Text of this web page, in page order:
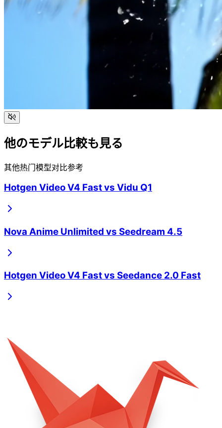
他のモデル比較も見る
其他热门模型对比参考
Hotgen Video V4 Fastvs Vidu Q1
Nova Anime Unlimited vs Seedream 4.5
Hotgen Video V4 Fastvs Seedance 2.0 Fast